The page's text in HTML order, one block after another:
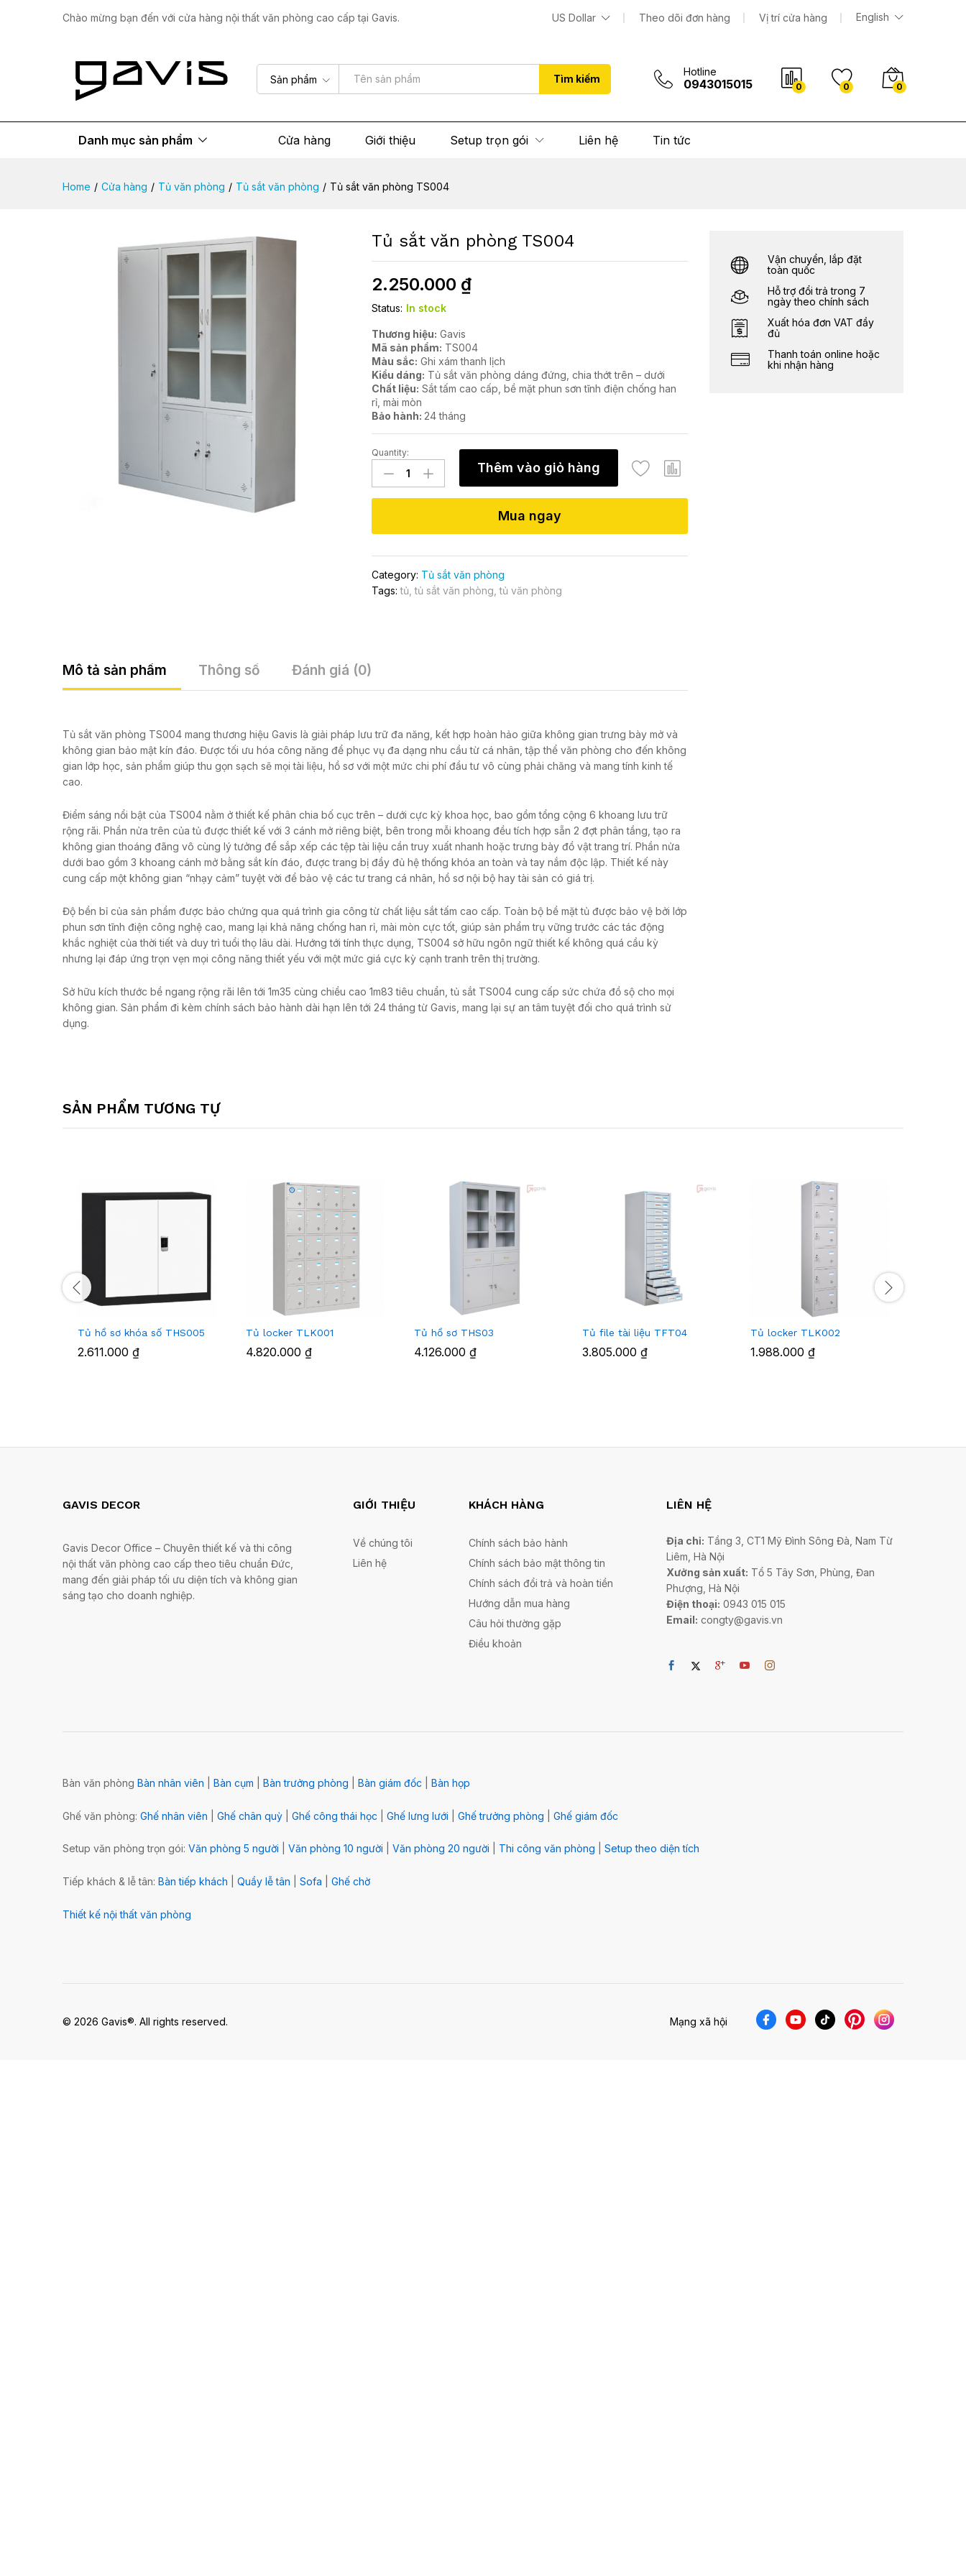
Chào mừng bạn đến với cửa hàng nội thất văn phòng cao cấp tại Gavis. US Dollar Theo dõi đơn hàng Vị trí cửa hàng English
Sản phẩm Tìm kiếm
Hotline
0943015015 0 0 0
Danh mục sản phẩm Cửa hàng Giới thiệu Setup trọn gói Liên hệ Tin tức
Home / Cửa hàng / Tủ văn phòng / Tủ sắt văn phòng / Tủ sắt văn phòng TS004
Tủ sắt văn phòng TS004
2.250.000 ₫
Status: In stock
Thương hiệu: Gavis
Mã sản phẩm: TS004
Màu sắc: Ghi xám thanh lịch
Kiểu dáng: Tủ sắt văn phòng dáng đứng, chia thớt trên – dưới
Chất liệu: Sắt tấm cao cấp, bề mặt phun sơn tĩnh điện chống han
rỉ, mài mòn
Bảo hành:24 tháng
Tủ
sắt
văn
phòng
quantity
Quantity:
Thêm vào giỏ hàng
Mua ngay
Category: Tủ sắt văn phòng
Tags:tủ,tủ sắt văn phòng,tủ văn phòng
Mô tả sản phẩm Thông số Đánh giá (0)
Tủ sắt văn phòng TS004 mang thương hiệu Gavis là giải pháp lưu trữ đa năng, kết hợp hoàn hảo giữa không gian trưng bày mở và
không gian bảo mật kín đáo. Được tối ưu hóa công năng để phục vụ đa dạng nhu cầu từ cá nhân, tập thể văn phòng cho đến không
gian lớp học, sản phẩm giúp thu gọn sạch sẽ mọi tài liệu, hồ sơ với một mức chi phí đầu tư vô cùng phải chăng và mang tính kinh tế
cao.
Điểm sáng nổi bật của TS004 nằm ở thiết kế phân chia bố cục trên – dưới cực kỳ khoa học, bao gồm tổng cộng 6 khoang lưu trữ
rộng rãi. Phần nửa trên của tủ được thiết kế với 3 cánh mở riêng biệt, bên trong mỗi khoang đều tích hợp sẵn 2 đợt phân tầng, tạo ra
không gian thoáng đãng vô cùng lý tưởng để sắp xếp các tệp tài liệu cần truy xuất nhanh hoặc trưng bày đồ vật trang trí. Phần nửa
dưới bao gồm 3 khoang cánh mở bằng sắt kín đáo, được trang bị đầy đủ hệ thống khóa an toàn và tay nắm độc lập. Thiết kế này
cung cấp một không gian “nhạy cảm” tuyệt vời để bảo vệ các tư trang cá nhân, hồ sơ nội bộ hay tài sản có giá trị.
Độ bền bỉ của sản phẩm được bảo chứng qua quá trình gia công từ chất liệu sắt tấm cao cấp. Toàn bộ bề mặt tủ được bảo vệ bởi lớp
phun sơn tĩnh điện công nghệ cao, mang lại khả năng chống han rỉ, mài mòn cực tốt, giúp sản phẩm trụ vững trước các tác động
khắc nghiệt của thời tiết và duy trì tuổi thọ lâu dài. Hướng tới tính thực dụng, TS004 sở hữu ngôn ngữ thiết kế không quá cầu kỳ
nhưng lại đáp ứng trọn vẹn mọi công năng thiết yếu với một mức giá cực kỳ cạnh tranh trên thị trường.
Sở hữu kích thước bề ngang rộng rãi lên tới 1m35 cùng chiều cao 1m83 tiêu chuẩn, tủ sắt TS004 cung cấp sức chứa đồ sộ cho mọi
không gian. Sản phẩm đi kèm chính sách bảo hành dài hạn lên tới 24 tháng từ Gavis, mang lại sự an tâm tuyệt đối cho quá trình sử
dụng.
Vận chuyển, lắp đặt
toàn quốc
Hỗ trợ đổi trả trong 7
ngày theo chính sách
Xuất hóa đơn VAT đầy
đủ
Thanh toán online hoặc
khi nhận hàng
SẢN PHẨM TƯƠNG TỰ
Tủ hồ sơ khóa số THS005
2.611.000 ₫
Tủ locker TLK001
4.820.000 ₫
Tủ hồ sơ THS03
4.126.000 ₫
Tủ file tài liệu TFT04
3.805.000 ₫
Tủ locker TLK002
1.988.000 ₫
GAVIS DECOR
Gavis Decor Office – Chuyên thiết kế và thi công
nội thất văn phòng cao cấp theo tiêu chuẩn Đức,
mang đến giải pháp tối ưu diện tích và không gian
sáng tạo cho doanh nghiệp.
GIỚI THIỆU
Về chúng tôi
Liên hệ
KHÁCH HÀNG
Chính sách bảo hành
Chính sách bảo mật thông tin
Chính sách đổi trả và hoàn tiền
Hướng dẫn mua hàng
Câu hỏi thường gặp
Điều khoản
LIÊN HỆ
Địa chỉ: Tầng 3, CT1 Mỹ Đình Sông Đà, Nam Từ
Liêm, Hà Nội
Xưởng sản xuất: Tổ 5 Tây Sơn, Phùng, Đan
Phượng, Hà Nội
Điện thoại: 0943 015 015
Email: congty@gavis.vn
Bàn văn phòng Bàn nhân viên Bàn cụm Bàn trưởng phòng Bàn giám đốc Bàn họp
Ghế văn phòng: Ghế nhân viên Ghế chân quỳ Ghế công thái học Ghế lưng lưới Ghế trưởng phòng Ghế giám đốc
Setup văn phòng trọn gói: Văn phòng 5 người Văn phòng 10 người Văn phòng 20 người Thi công văn phòng Setup theo diện tích
Tiếp khách & lễ tân: Bàn tiếp khách Quầy lễ tân Sofa Ghế chờ
Thiết kế nội thất văn phòng
© 2026 Gavis®. All rights reserved. Mạng xã hội
Mô tả sản phẩm Thông số Đánh giá (0) 2.250.000 Thêm vào giỏ hàng